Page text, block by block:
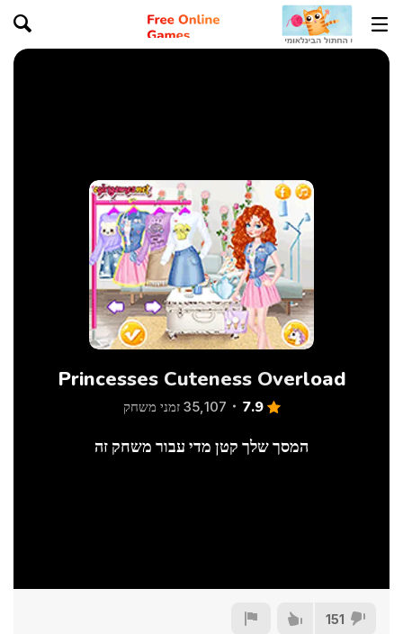
Princesses Cuteness Overload
7.9 35,107 זמני משחק
המסך שלך קטן מדי עבור משחק זה
151